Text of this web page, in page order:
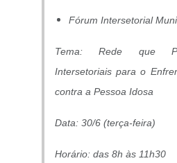
Fórum Intersetorial
Tema: Rede que
Intersetoriais para o
contra a Pessoa Idosa
Data: 30/6 (terça-feira)
Horário: das 8h às 11h30